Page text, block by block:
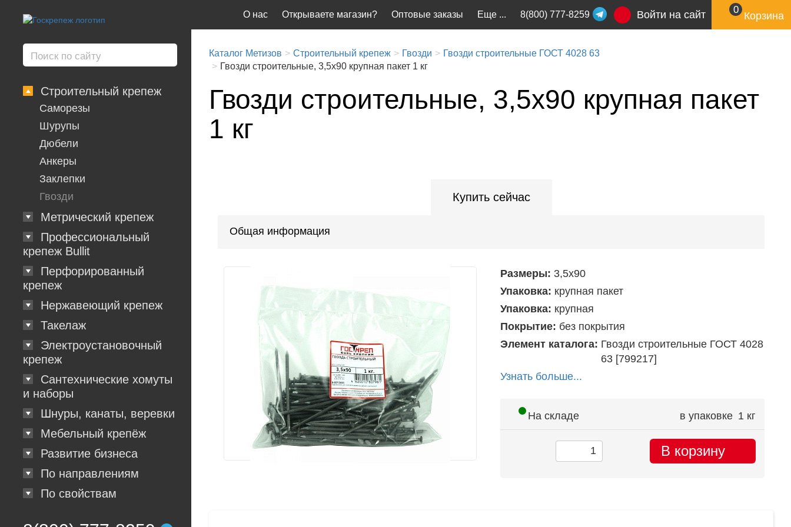
Строительный крепеж
Саморезы
Шурупы
Дюбели
Анкеры
Заклепки
Гвозди
Метрический крепеж
Профессиональный
крепеж Bullit
Перфорированный
крепеж
Нержавеющий крепеж
Такелаж
Электроустановочный
крепеж
Сантехнические хомуты
и наборы
Шнуры, канаты, веревки
Мебельный крепёж
Развитие бизнеса
По направлениям
По свойствам
Еще ...
О нас Открываете магазин? Оптовые заказы 8(800) 777-8259 Войти на сайт 0
Корзина
Каталог Метизов Строительный крепеж Гвозди
Гвозди строительные ГОСТ 4028 63
Гвозди строительные, 3,5x90 крупная пакет 1 кг
Гвозди строительные, 3,5x90 крупная пакет
1 кг
Купить сейчас
Общая информация
Размеры: 3,5х90
Упаковка: крупная пакет
Упаковка: крупная
Покрытие: без покрытия
Элемент каталога: Гвозди строительные ГОСТ 4028
63 [799217]
Узнать больше...
На складе в упаковке 1 кг
В корзину